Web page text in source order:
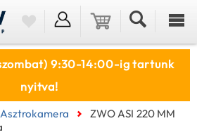
9:30-14:00-ig tartunk
nyitva!
Asztrokamera
ZWO ASI 220 MM